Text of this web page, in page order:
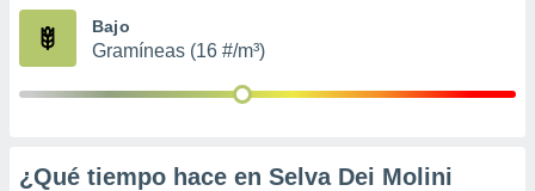
Bajo
Gramíneas (16 #/m³)
¿Qué tiempo hace en Selva Dei Molini